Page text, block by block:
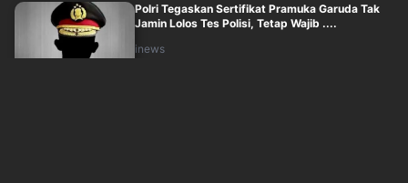
Polri Tegaskan Sertifikat Pramuka Garuda Tak
Jamin Lolos Tes Polisi, Tetap Wajib ....
inews